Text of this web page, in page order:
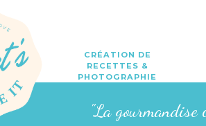
CRÉATION DE
RECETTES &
PHOTOGRAPHIE
"La gourmandise